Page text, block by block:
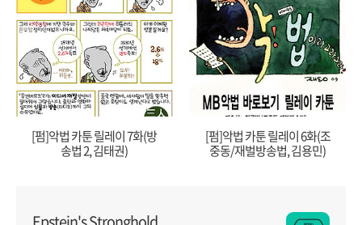
[펌]악법 카툰 릴레이 7화(방
송법 2, 김태권)
[펌]악법 카툰 릴레이 6화(조
중동/재벌방송법, 김용민)